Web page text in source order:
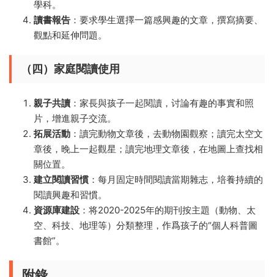
學科。
讀書報告 ：要求學生選擇一篇感興趣的文章，撰寫摘要、
觀點和延伸問題。
（四）家庭閱讀使用
親子共讀 ：家長與孩子一起閱讀，讨論有趣的事實和照
片，增進親子交流。
拓展活動 ：讀完動物文章後，去動物園觀察；讀完太空文
章後，晚上一起觀星；讀完地理文章後，在地圖上查找相
關位置。
建立閱讀習慣 ：每月固定時間閱讀當期雜志，培養持續的
閱讀興趣和習慣。
資源庫建設 ：将2020-2025年的期刊按主題（動物、太
空、科技、地理等）分類整理，作爲孩子的“個人科普圖
書館”。